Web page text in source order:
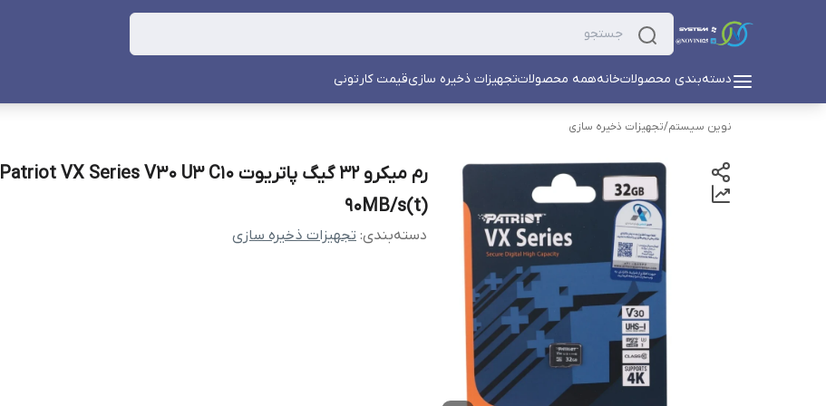
دسته‌بندی محصولاتخانههمه محصولاتتجهیزات ذخیره سازیقیمت کارتونی
نوین سیستم/تجهیزات ذخیره سازی
رم میکرو 32 گیگ پاتریوت Patriot VX Series V30 U3 C10
90MB/s(t)
دسته‌بندی: تجهیزات ذخیره سازی